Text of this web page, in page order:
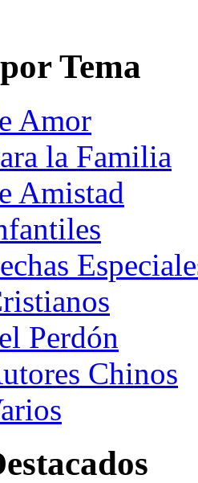
Tema
Amor
la Familia
Amistad
Perdón
Chinos